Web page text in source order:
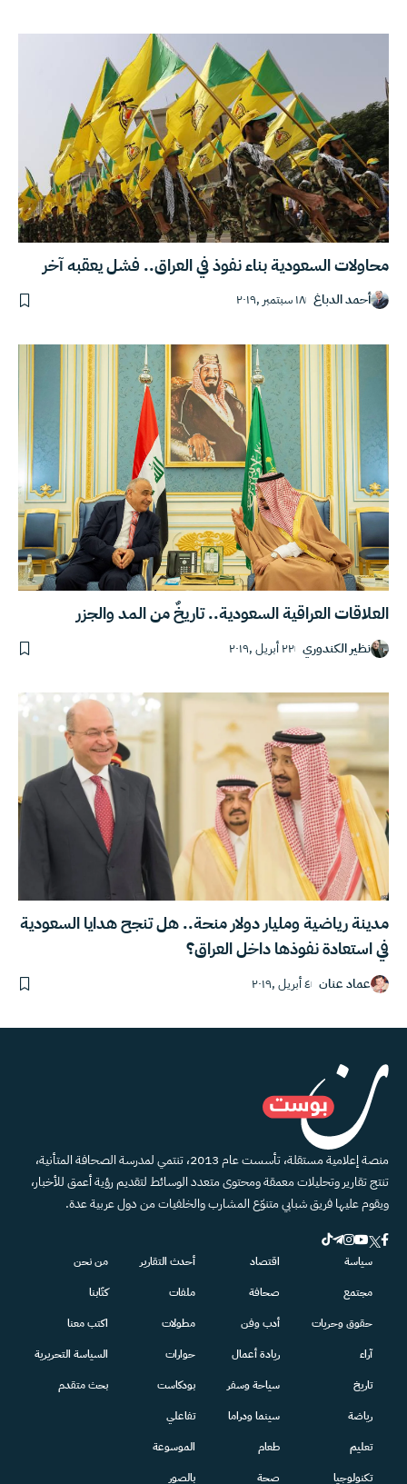
محاولات السعودية بناء نفوذ في العراق.. فشل يعقبه آخر
أحمد الدباغ ١٨ سبتمبر ,٢٠١٩
العلاقات العراقية السعودية.. تاريخٌ من المد والجزر
نظير الكندوري ٢٢ أبريل ,٢٠١٩
مدينة رياضية ومليار دولار منحة.. هل تنجح هدايا السعودية
في استعادة نفوذها داخل العراق؟
عماد عنان ٤ أبريل ,٢٠١٩
منصة إعلامية مستقلة، تأسست عام 2013، تنتمي لمدرسة الصحافة المتأنية،
تنتج تقارير وتحليلات معمقة ومحتوى متعدد الوسائط لتقديم رؤية أعمق للأخبار،
ويقوم عليها فريق شبابي متنوّع المشارب والخلفيات من دول عربية عدة.
سياسة
مجتمع
حقوق وحريات
آراء
تاريخ
رياضة
تعليم
تكنولوجيا
اقتصاد
صحافة
أدب وفن
ريادة أعمال
سياحة وسفر
سينما ودراما
طعام
صحة
أحدث التقارير
ملفات
مطولات
حوارات
بودكاست
تفاعلي
الموسوعة
بالصور
من نحن
كتّابنا
اكتب معنا
السياسة التحريرية
بحث متقدم